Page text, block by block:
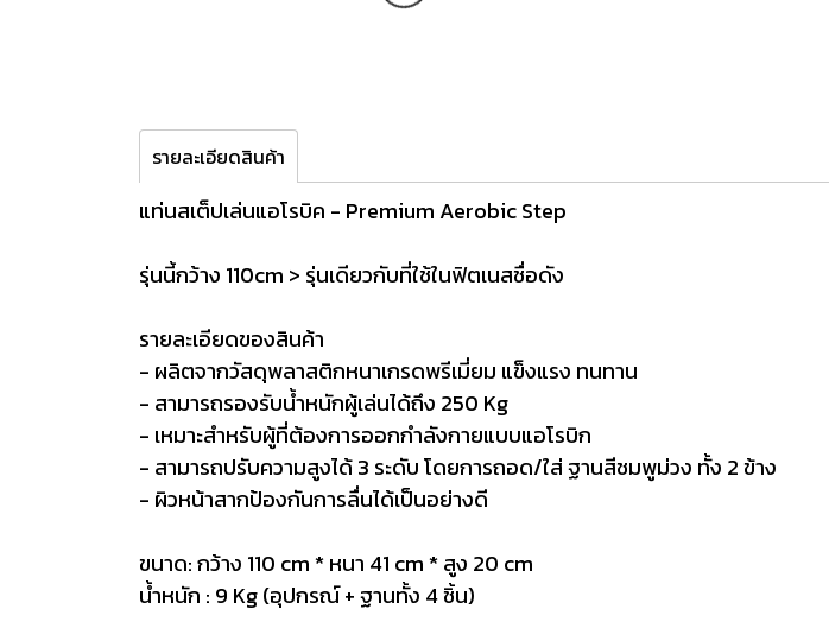
รายละเอียดสินค้า
แท่นสเต็ปเล่นแอโรบิค - Premium Aerobic Step
รุ่นนี้กว้าง 110cm > รุ่นเดียวกับที่ใช้ในฟิตเนสชื่อดัง
รายละเอียดของสินค้า
- ผลิตจากวัสดุพลาสติกหนาเกรดพรีเมี่ยม แข็งแรง ทนทาน
- สามารถรองรับน้ำหนักผู้เล่นได้ถึง 250 Kg
- เหมาะสำหรับผู้ที่ต้องการออกกำลังกายแบบแอโรบิก
- สามารถปรับความสูงได้ 3 ระดับ โดยการถอด/ใส่ ฐานสีชมพูม่วง ทั้ง 2 ข้าง
- ผิวหน้าสากป้องกันการลื่นได้เป็นอย่างดี
ขนาด: กว้าง 110 cm * หนา 41 cm * สูง 20 cm
น้ำหนัก : 9 Kg (อุปกรณ์ + ฐานทั้ง 4 ชิ้น)